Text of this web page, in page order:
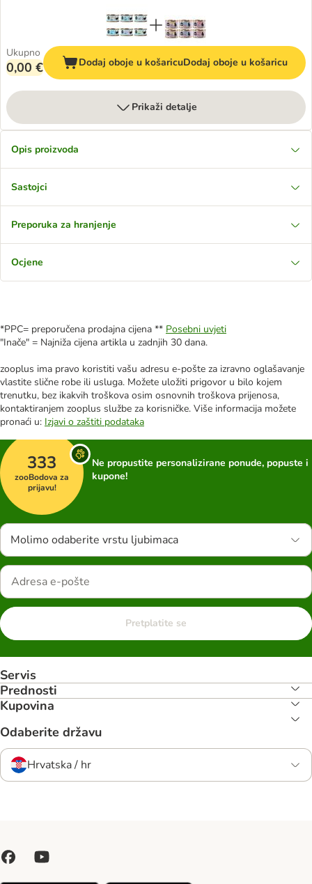
Ukupno
0,00 € Dodaj oboje u košaricuDodaj oboje u košaricu
Prikaži detalje
Opis proizvoda
Sastojci
Preporuka za hranjenje
Ocjene
*PPC= preporučena prodajna cijena ** Posebni uvjeti
"Inače" = Najniža cijena artikla u zadnjih 30 dana.
zooplus ima pravo koristiti vašu adresu e-pošte za izravno oglašavanje
vlastite slične robe ili usluga. Možete uložiti prigovor u bilo kojem
trenutku, bez ikakvih troškova osim osnovnih troškova prijenosa,
kontaktiranjem zooplus službe za korisničke. Više informacija možete
pronaći u: Izjavi o zaštiti podataka
333
zooBodova za
prijavu!
Ne propustite personalizirane ponude, popuste i
kupone!
Molimo odaberite vrstu ljubimaca
Pretplatite se
Servis
Prednosti
Kupovina
Odaberite državu
Hrvatska / hr